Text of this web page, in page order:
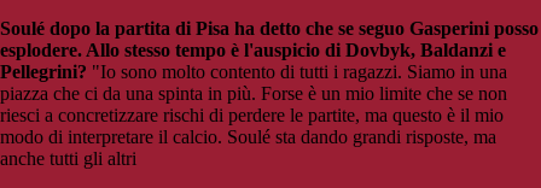
Soulé dopo la partita di Pisa ha detto che se seguo Gasperini posso
esplodere. Allo stesso tempo è l'auspicio di Dovbyk, Baldanzi e
Pellegrini? "Io sono molto contento di tutti i ragazzi. Siamo in una
piazza che ci da una spinta in più. Forse è un mio limite che se non
riesci a concretizzare rischi di perdere le partite, ma questo è il mio
modo di interpretare il calcio. Soulé sta dando grandi risposte, ma
anche tutti gli altri